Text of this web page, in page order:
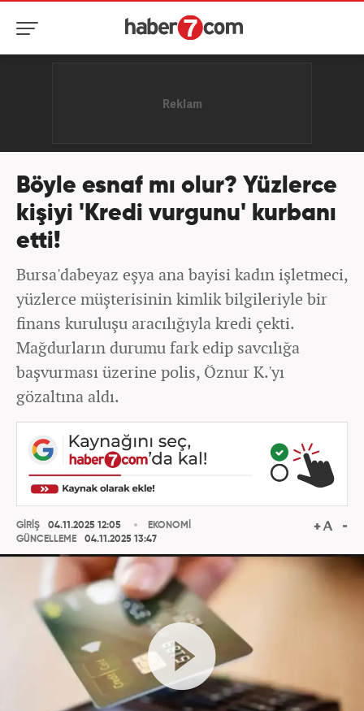
Böyle esnaf mı olur? Yüzlerce
kişiyi 'Kredi vurgunu' kurbanı
etti!
Bursa'dabeyaz eşya ana bayisi kadın işletmeci,
yüzlerce müşterisinin kimlik bilgileriyle bir
finans kuruluşu aracılığıyla kredi çekti.
Mağdurların durumu fark edip savcılığa
başvurması üzerine polis, Öznur K.'yı
gözaltına aldı.
GİRİŞ
04.11.2025 12:05
GÜNCELLEME
04.11.2025 13:47
EKONOMİ